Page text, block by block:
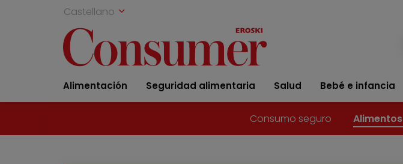
Castellano
Alimentación Seguridad alimentaria Salud Bebé e infancia
Consumo seguro